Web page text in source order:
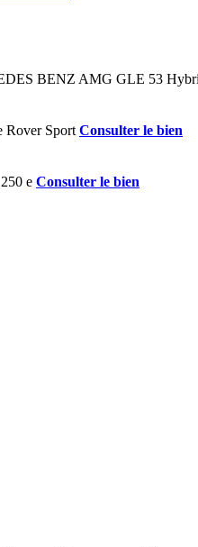
Consulter le bien
Consulter le bien